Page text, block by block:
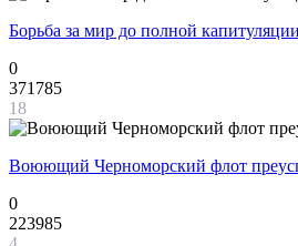
Борьба за мир до полной капитуляции
0
371785
18
Воюющий Черноморский флот
0
223985